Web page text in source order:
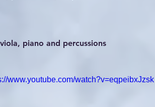
piano and percussions
www.youtube.com/watch?v=eqpeibxJzsk